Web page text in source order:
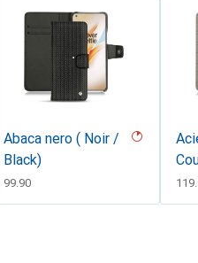
Abaca nero ( Noir /
Black)
CHF
99.90 CHF